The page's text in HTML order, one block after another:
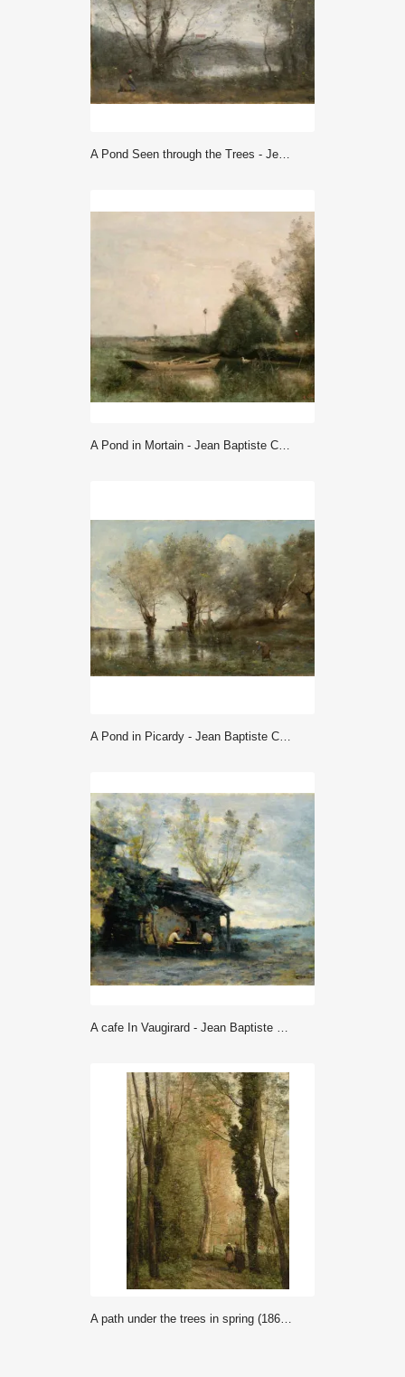
A Pond Seen through the Trees - Jean Baptiste Camille Corot
A Pond in Mortain - Jean Baptiste Camille Corot
A Pond in Picardy - Jean Baptiste Camille Corot
A cafe In Vaugirard - Jean Baptiste Camille Corot
A path under the trees in spring (1860-1870) - Jean Baptiste Camille Corot